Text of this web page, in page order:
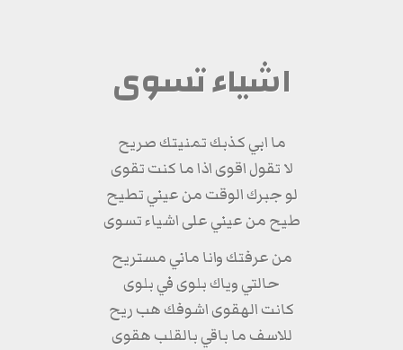
اشياء تسوى
ما ابي كذبك تمنيتك صريح
لا تقول اقوى اذا ما كنت تقوى
لو جبرك الوقت من عيني تطيح
طيح من عيني على اشياء تسوى
من عرفتك وانا ماني مستريح
حالتي وياك بلوى في بلوى
كانت الهقوى اشوفك هب ريح
للاسف ما باقي بالقلب هقوى